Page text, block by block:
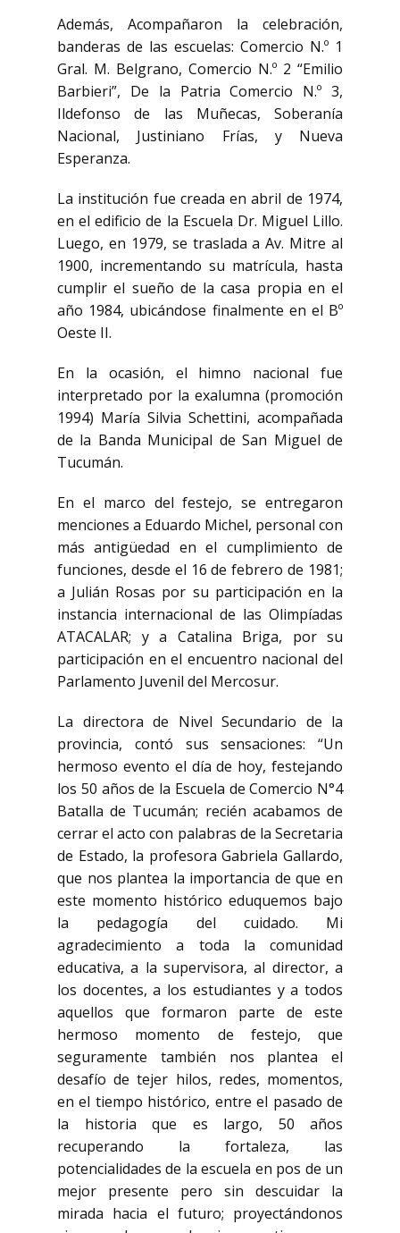
Además, Acompañaron la celebración,
banderas de las escuelas: Comercio N.º 1
Gral. M. Belgrano, Comercio N.º 2 “Emilio
Barbieri”, De la Patria Comercio N.º 3,
Ildefonso de las Muñecas, Soberanía
Nacional, Justiniano Frías, y Nueva
Esperanza.
La institución fue creada en abril de 1974,
en el edificio de la Escuela Dr. Miguel Lillo.
Luego, en 1979, se traslada a Av. Mitre al
1900, incrementando su matrícula, hasta
cumplir el sueño de la casa propia en el
año 1984, ubicándose finalmente en el Bº
Oeste II.
En la ocasión, el himno nacional fue
interpretado por la exalumna (promoción
1994) María Silvia Schettini, acompañada
de la Banda Municipal de San Miguel de
Tucumán.
En el marco del festejo, se entregaron
menciones a Eduardo Michel, personal con
más antigüedad en el cumplimiento de
funciones, desde el 16 de febrero de 1981;
a Julián Rosas por su participación en la
instancia internacional de las Olimpíadas
ATACALAR; y a Catalina Briga, por su
participación en el encuentro nacional del
Parlamento Juvenil del Mercosur.
La directora de Nivel Secundario de la
provincia, contó sus sensaciones: “Un
hermoso evento el día de hoy, festejando
los 50 años de la Escuela de Comercio N°4
Batalla de Tucumán; recién acabamos de
cerrar el acto con palabras de la Secretaria
de Estado, la profesora Gabriela Gallardo,
que nos plantea la importancia de que en
este momento histórico eduquemos bajo
la pedagogía del cuidado. Mi
agradecimiento a toda la comunidad
educativa, a la supervisora, al director, a
los docentes, a los estudiantes y a todos
aquellos que formaron parte de este
hermoso momento de festejo, que
seguramente también nos plantea el
desafío de tejer hilos, redes, momentos,
en el tiempo histórico, entre el pasado de
la historia que es largo, 50 años
recuperando la fortaleza, las
potencialidades de la escuela en pos de un
mejor presente pero sin descuidar la
mirada hacia el futuro; proyectándonos